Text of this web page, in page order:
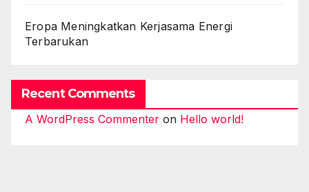
Eropa Meningkatkan Kerjasama Energi
Terbarukan
Recent Comments
A WordPress Commenter on Hello world!